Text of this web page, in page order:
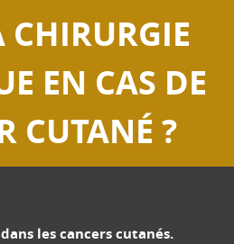
CHIRURGIE
EN CAS DE
CUTANÉ ?
les cancers cutanés.